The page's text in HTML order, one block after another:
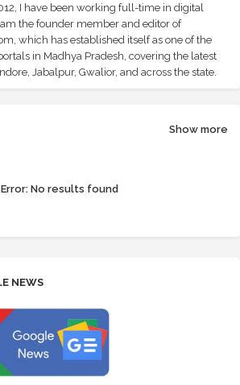
I have been working full-time in digital
the founder member and editor of
which has established itself as one of the
in Madhya Pradesh, covering the latest
Jabalpur, Gwalior, and across the state.
Show more
Error: No results found
NEWS